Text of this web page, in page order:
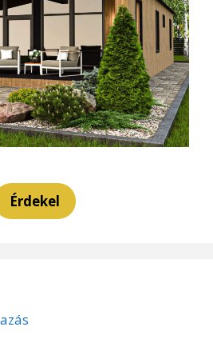
Érdekel